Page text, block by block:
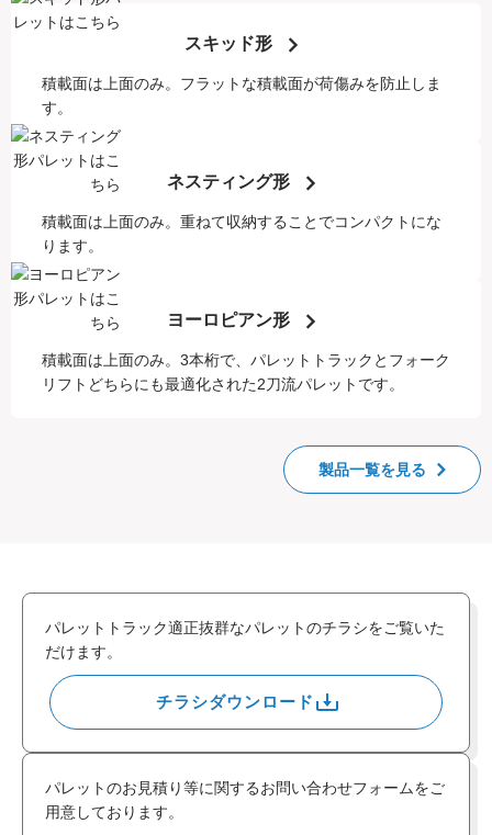
スキッド形
積載面は上面のみ。フラットな積載面が荷傷みを防止しま
す。
ネスティング形
積載面は上面のみ。重ねて収納することでコンパクトにな
ります。
ヨーロピアン形
積載面は上面のみ。3本桁で、パレットトラックとフォーク
リフトどちらにも最適化された2刀流パレットです。
製品一覧を見る
パレットトラック適正抜群なパレットのチラシをご覧いた
だけます。
チラシダウンロード
パレットのお見積り等に関するお問い合わせフォームをご
用意しております。